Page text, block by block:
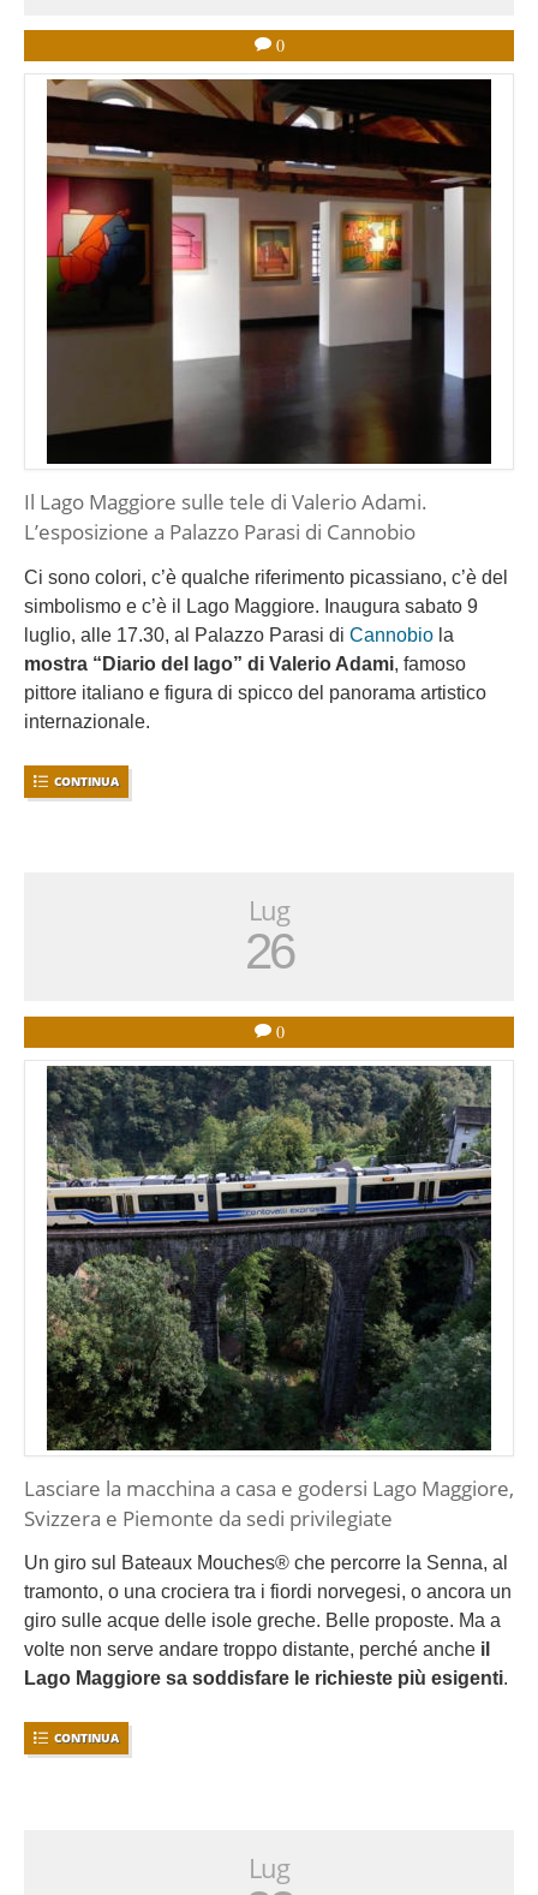
0
Il Lago Maggiore sulle tele di Valerio Adami.
L’esposizione a Palazzo Parasi di Cannobio
Ci sono colori, c’è qualche riferimento picassiano, c’è del
simbolismo e c’è il Lago Maggiore. Inaugura sabato 9
luglio, alle 17.30, al Palazzo Parasi di Cannobio la
mostra “Diario del lago” di Valerio Adami, famoso
pittore italiano e figura di spicco del panorama artistico
internazionale.
CONTINUA
Lug
26
0
Lasciare la macchina a casa e godersi Lago Maggiore,
Svizzera e Piemonte da sedi privilegiate
Un giro sul Bateaux Mouches® che percorre la Senna, al
tramonto, o una crociera tra i fiordi norvegesi, o ancora un
giro sulle acque delle isole greche. Belle proposte. Ma a
volte non serve andare troppo distante, perché anche il
Lago Maggiore sa soddisfare le richieste più esigenti.
CONTINUA
Lug